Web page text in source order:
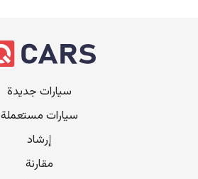
سيارات جديدة
سيارات مستعملة
إرشاد
مقارنة